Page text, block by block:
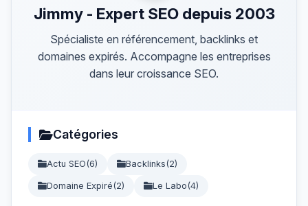
Jimmy - Expert SEO depuis 2003
Spécialiste en référencement, backlinks et
domaines expirés. Accompagne les entreprises
dans leur croissance SEO.
Catégories
Actu SEO(6) Backlinks(2)
Domaine Expiré(2) Le Labo(4)